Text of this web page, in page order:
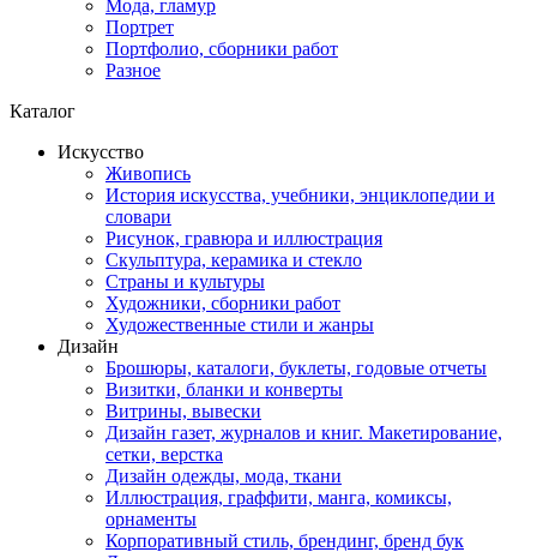
Мода, гламур
Портрет
Портфолио, сборники работ
Разное
Каталог
Искусство
Живопись
История искусства, учебники, энциклопедии и
словари
Рисунок, гравюра и иллюстрация
Скульптура, керамика и стекло
Страны и культуры
Художники, сборники работ
Художественные стили и жанры
Дизайн
Брошюры, каталоги, буклеты, годовые отчеты
Визитки, бланки и конверты
Витрины, вывески
Дизайн газет, журналов и книг. Макетирование,
сетки, верстка
Дизайн одежды, мода, ткани
Иллюстрация, граффити, манга, комиксы,
орнаменты
Корпоративный стиль, брендинг, бренд бук